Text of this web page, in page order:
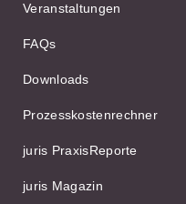
Veranstaltungen
FAQs
Downloads
Prozesskostenrechner
juris PraxisReporte
juris Magazin